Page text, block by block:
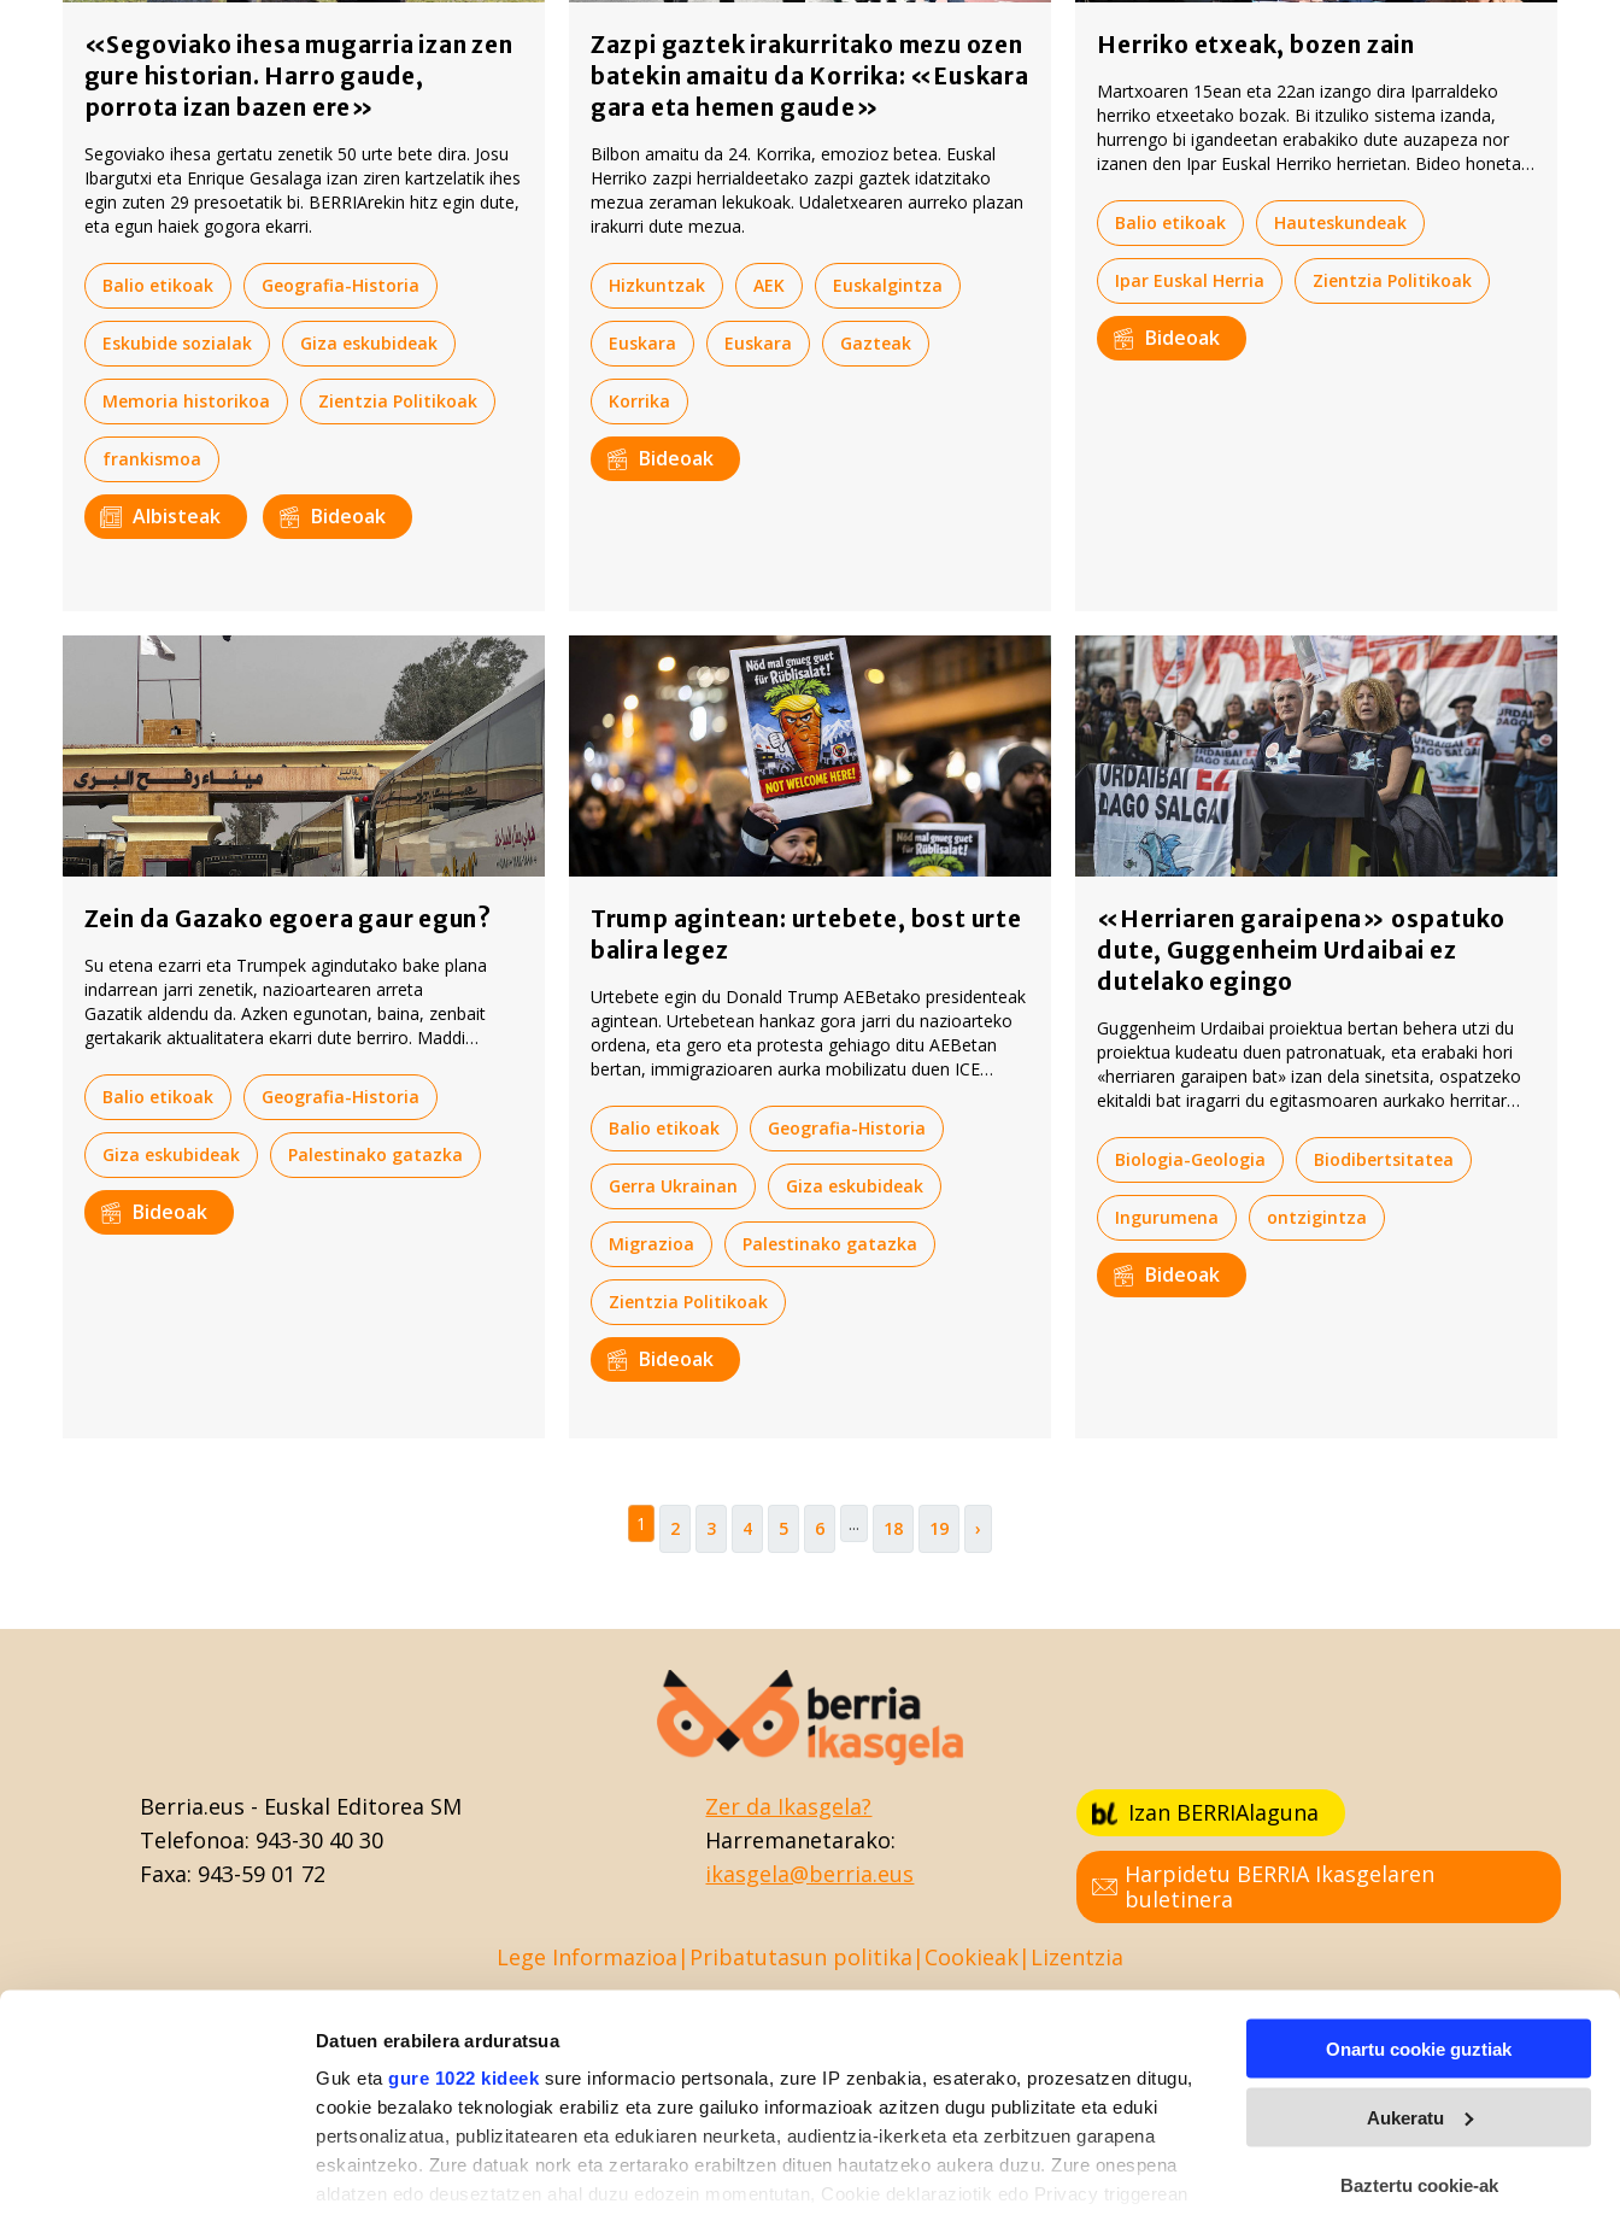
Datuen erabilera arduratsua
Guk etagure 1022 kideek sure informacio pertsonala, zure IP zenbakia, esaterako, prozesatzen ditugu,
cookie bezalako teknologiak erabiliz eta zure gailuko informazioak azitzen dugu publizitate eta eduki
pertsonalizatua, publizitatearen eta edukiaren neurketa, audientzia-ikerketa eta zerbitzuen garapena
eskaintzeko. Zure datuak nork eta zertarako erabiltzen dituen hautatzeko aukera duzu. Zure onespena
aldatzen edo deuseztatzen ahal duzu edozein momentutan, Cookie deklaraziotik edo Privacy triggerean
Onartu cookie guztiak
Aukeratu
Baztertu cookie-ak
«Segoviako ihesa mugarria izan zen
gure historian. Harro gaude,
porrota izan bazen ere»
Segoviako ihesa gertatu zenetik 50 urte bete dira. Josu
Ibargutxi eta Enrique Gesalaga izan ziren kartzelatik ihes
egin zuten 29 presoetatik bi. BERRIArekin hitz egin dute,
eta egun haiek gogora ekarri.
Balio etikoak Geografia-Historia
Eskubide sozialak Giza eskubideak
Memoria historikoa Zientzia Politikoak
frankismoa
Albisteak Bideoak
Zazpi gaztek irakurritako mezu ozen
batekin amaitu da Korrika: «Euskara
gara eta hemen gaude»
Bilbon amaitu da 24. Korrika, emozioz betea. Euskal
Herriko zazpi herrialdeetako zazpi gaztek idatzitako
mezua zeraman lekukoak. Udaletxearen aurreko plazan
irakurri dute mezua.
Hizkuntzak AEK Euskalgintza
Euskara Euskara Gazteak
Korrika
Bideoak
Herriko etxeak, bozen zain
Martxoaren 15ean eta 22an izango dira Iparraldeko
herriko etxeetako bozak. Bi itzuliko sistema izanda,
hurrengo bi igandeetan erabakiko dute auzapeza nor
izanen den Ipar Euskal Herriko herrietan. Bideo honetan
lehiaren gako nagusiak.
Balio etikoak Hauteskundeak
Ipar Euskal Herria Zientzia Politikoak
Bideoak
Zein da Gazako egoera gaur egun?
Su etena ezarri eta Trumpek agindutako bake plana
indarrean jarri zenetik, nazioartearen arreta
Gazatik aldendu da. Azken egunotan, baina, zenbait
gertakarik aktualitatera ekarri dute berriro. Maddi
Gazako egoera gaur egun.
Balio etikoak Geografia-Historia
Giza eskubideak Palestinako gatazka
Bideoak
Trump agintean: urtebete, bost urte
balira legez
Urtebete egin du Donald Trump AEBetako presidenteak
agintean. Urtebetean hankaz gora jarri du nazioarteko
ordena, eta gero eta protesta gehiago ditu AEBetan
bertan, immigrazioaren aurka mobilizatu duen ICE
Balio etikoak
Geografia-Historia
Gerra Ukrainan Giza eskubideak
Migrazioa Palestinako gatazka
Zientzia Politikoak
Bideoak
«Herriaren garaipena» ospatuko
dute, Guggenheim Urdaibai ez
dutelako egingo
Guggenheim Urdaibai proiektua bertan behera utzi du
proiektua kudeatu duen patronatuak, eta erabaki hori
«herriaren garaipen bat» izan dela sinetsita, ospatzeko
ekitaldi bat iragarri du egitasmoaren aurkako herritar
Biologia-Geologia
Biodibertsitatea
Ingurumena ontzigintza
Bideoak
1 2 3 4 5 6 ... 18 19 ›
Berria.eus - Euskal Editorea SM
Telefonoa: 943-30 40 30
Faxa: 943-59 01 72
Zer da Ikasgela?
Harremanetarako:
ikasgela@berria.eus
Izan BERRIAlaguna
Harpidetu BERRIA Ikasgelaren
buletinera
Lege Informazioa Pribatutasun politika Cookieak Lizentzia